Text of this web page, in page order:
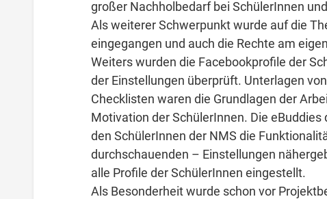
großer Nachholbedarf bei SchülerInnen
Als weiterer Schwerpunkt wurde auf die
eingegangen und auch die Rechte am
Weiters wurden die Facebookprofile der
der Einstellungen überprüft. Unterlagen
Checklisten waren die Grundlagen der
Motivation der SchülerInnen. Die
den SchülerInnen der NMS die
durchschauenden – Einstellungen
alle Profile der SchülerInnen eingestellt.
Als Besonderheit wurde schon vor